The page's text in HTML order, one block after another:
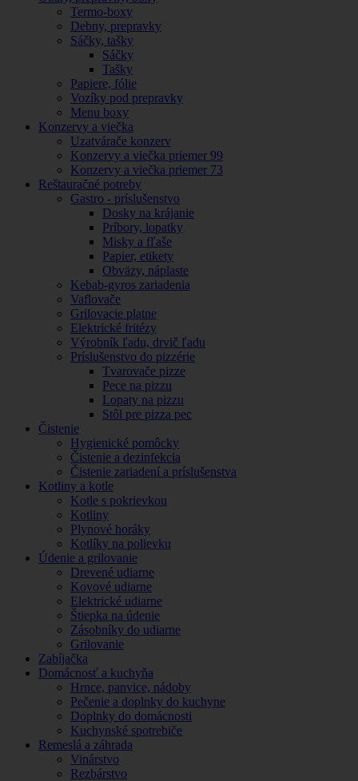
Termo-boxy
Debny, prepravky
Sáčky, tašky
Sáčky
Tašky
Papiere, fólie
Vozíky pod prepravky
Menu boxy
Konzervy a viečka
Uzatvárače konzerv
Konzervy a viečka priemer 99
Konzervy a viečka priemer 73
Reštauračné potreby
Gastro - príslušenstvo
Dosky na krájanie
Príbory, lopatky
Misky a fľaše
Papier, etikety
Obväzy, náplaste
Kebab-gyros zariadenia
Vaflovače
Grilovacie platne
Elektrické fritézy
Výrobník ľadu, drvič ľadu
Príslušenstvo do pizzérie
Tvarovače pizze
Pece na pizzu
Lopaty na pizzu
Stôl pre pizza pec
Čistenie
Hygienické pomôcky
Čistenie a dezinfekcia
Čistenie zariadení a príslušenstva
Kotliny a kotle
Kotle s pokrievkou
Kotliny
Plynové horáky
Kotlíky na polievku
Údenie a grilovanie
Drevené udiarne
Kovové udiarne
Elektrické udiarne
Štiepka na údenie
Zásobníky do udiarne
Grilovanie
Zabíjačka
Domácnosť a kuchyňa
Hrnce, panvice, nádoby
Pečenie a doplnky do kuchyne
Doplnky do domácnosti
Kuchynské spotrebiče
Remeslá a záhrada
Vinárstvo
Rezbárstvo